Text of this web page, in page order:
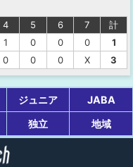
4 5 6 7
計
1 0 0 0
1
0 0 0 X 3
ジュニア
JABA
独立 地域